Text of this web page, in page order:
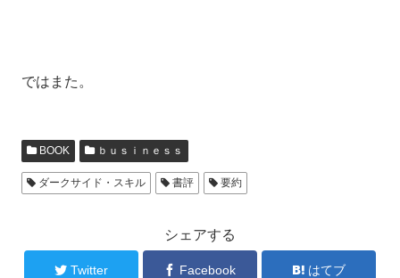
ではまた。
BOOK ｂｕｓｉｎｅｓｓ
ダークサイド・スキル 書評 要約
シェアする
Twitter Facebook はてブ